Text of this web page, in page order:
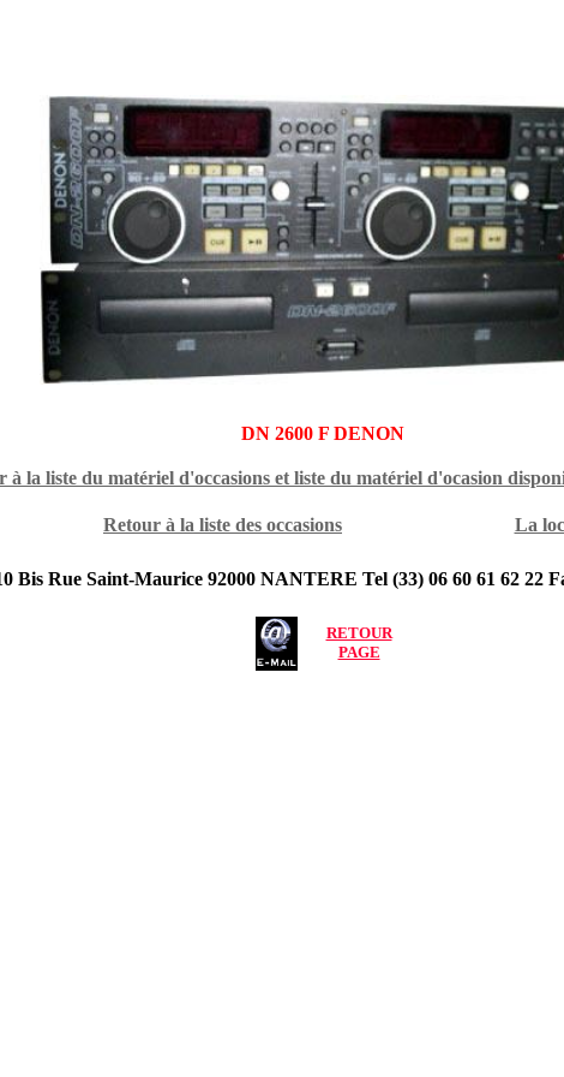
DN 2600 F DENON
à la liste du matériel d'occasions et liste du matériel d'ocasion
Retour à la liste des occasions La
Bis Rue Saint-Maurice 92000 NANTERE Tel (33) 06 60 61 62 22
RETOUR
PAGE